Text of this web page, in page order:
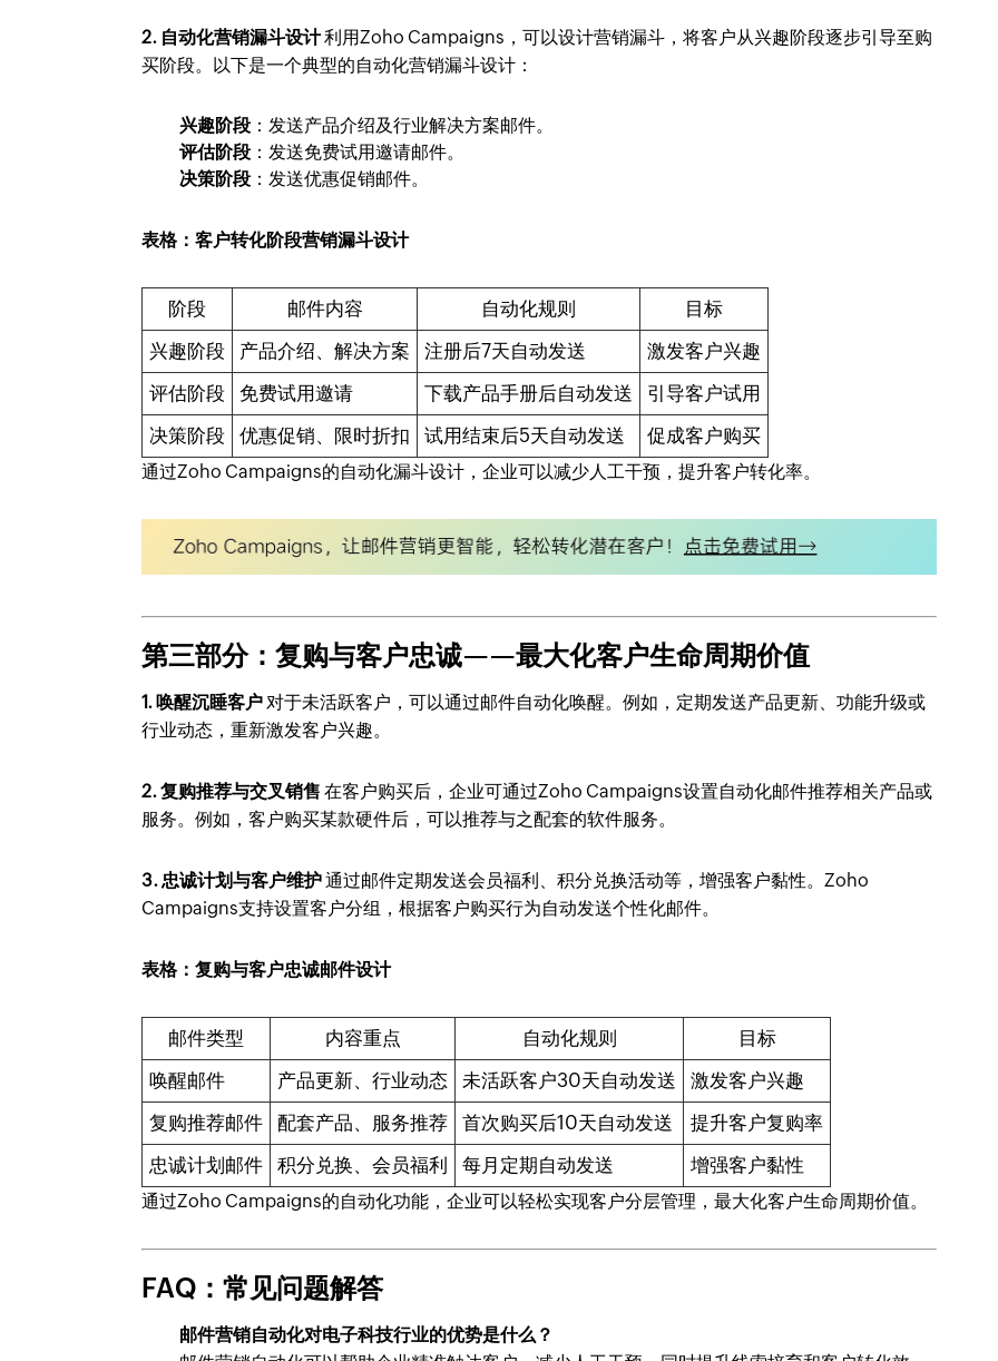
2. 自动化营销漏斗设计利用Zoho Campaigns，可以设计营销漏斗，将客户从兴趣阶段逐步引导至购
买阶段。以下是一个典型的自动化营销漏斗设计：
兴趣阶段 ：发送产品介绍及行业解决方案邮件。
评估阶段 ：发送免费试用邀请邮件。
决策阶段 ：发送优惠促销邮件。
表格：客户转化阶段营销漏斗设计
阶段 邮件内容 自动化规则
目标
兴趣阶段
产品介绍、解决方案 注册后7天自动发送
激发客户兴趣
评估阶段
免费试用邀请 下载产品手册后自动发送
引导客户试用
决策阶段
优惠促销、限时折扣 试用结束后5天自动发送 促成客户购买
通过Zoho Campaigns的自动化漏斗设计，企业可以减少人工干预，提升客户转化率。
第三部分：复购与客户忠诚——最大化客户生命周期价值
1. 唤醒沉睡客户对于未活跃客户，可以通过邮件自动化唤醒。例如，定期发送产品更新、功能升级或
行业动态，重新激发客户兴趣。
2. 复购推荐与交叉销售 在客户购买后，企业可通过Zoho Campaigns设置自动化邮件推荐相关产品或
服务。例如，客户购买某款硬件后，可以推荐与之配套的软件服务。
3. 忠诚计划与客户维护通过邮件定期发送会员福利、积分兑换活动等，增强客户黏性。Zoho
Campaigns支持设置客户分组，根据客户购买行为自动发送个性化邮件。
表格：复购与客户忠诚邮件设计
邮件类型 内容重点 自动化规则
目标
唤醒邮件
产品更新、行业动态 未活跃客户30天自动发送
激发客户兴趣
复购推荐邮件
配套产品、服务推荐 首次购买后10天自动发送
提升客户复购率
忠诚计划邮件
积分兑换、会员福利 每月定期自动发送 增强客户黏性
通过Zoho Campaigns的自动化功能，企业可以轻松实现客户分层管理，最大化客户生命周期价值。
FAQ：常见问题解答
邮件营销自动化对电子科技行业的优势是什么？